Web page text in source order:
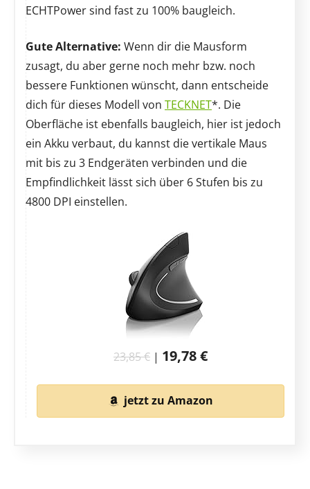
ECHTPower sind fast zu 100% baugleich.
Gute Alternative: Wenn dir die Mausform
zusagt, du aber gerne noch mehr bzw. noch
bessere Funktionen wünscht, dann entscheide
dich für dieses Modell von TECKNET*. Die
Oberfläche ist ebenfalls baugleich, hier ist jedoch
ein Akku verbaut, du kannst die vertikale Maus
mit bis zu 3 Endgeräten verbinden und die
Empfindlichkeit lässt sich über 6 Stufen bis zu
4800 DPI einstellen.
23,85 € | 19,78 €
jetzt zu Amazon